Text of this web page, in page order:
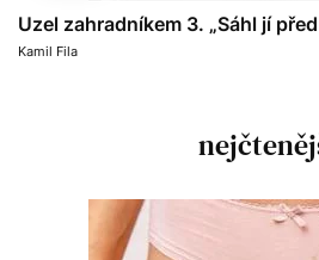
Uzel zahradníkem 3. „Sáhl jí
Kamil Fila